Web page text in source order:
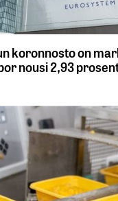
koronnosto on
nousi 2,93